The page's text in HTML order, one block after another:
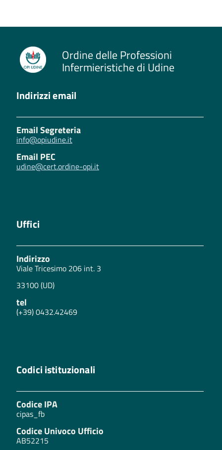
Ordine delle Professioni
Infermieristiche di Udine
Indirizzi email
Email Segreteria
info@opiudine.it
Email PEC
udine@cert.ordine-opi.it
Uffici
Indirizzo
Viale Tricesimo 206 int. 3
33100 (UD)
tel
(+39) 0432.42469
Codici istituzionali
Codice IPA
cipas_fb
Codice Univoco Ufficio
AB52215